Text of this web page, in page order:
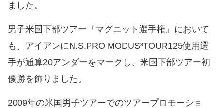
ました。
男子米国下部ツアー『マグニット選手権』において
も、アイアンにN.S.PRO MODUS³TOUR125使用選
手が通算20アンダーをマークし、米国下部ツアー初
優勝を飾りました。
2009年の米国男子ツアーでのツアープロモーショ